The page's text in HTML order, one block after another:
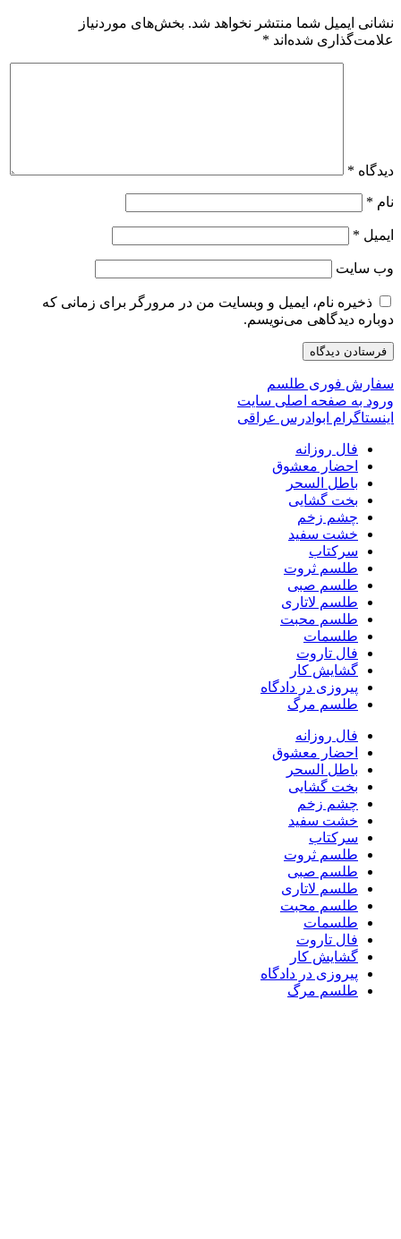
نشانی ایمیل شما منتشر نخواهد شد. بخش‌های موردنیاز
علامت‌گذاری شده‌اند *
دیدگاه *
نام *
ایمیل *
وب‌ سایت
ذخیره نام، ایمیل و وبسایت من در مرورگر برای زمانی که
دوباره دیدگاهی می‌نویسم.
سفارش فوری طلسم
ورود به صفحه اصلی سایت
اینستاگرام ابوادرس عراقی
فال روزانه
احضار معشوق
باطل السحر
بخت گشایی
چشم زخم
خشت سفید
سرکتاب
طلسم ثروت
طلسم صبی
طلسم لاتاری
طلسم محبت
طلسمات
فال تاروت
گشایش کار
پیروزی در دادگاه
طلسم مرگ
فال روزانه
احضار معشوق
باطل السحر
بخت گشایی
چشم زخم
خشت سفید
سرکتاب
طلسم ثروت
طلسم صبی
طلسم لاتاری
طلسم محبت
طلسمات
فال تاروت
گشایش کار
پیروزی در دادگاه
طلسم مرگ